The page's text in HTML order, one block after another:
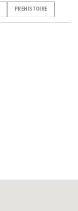
PREHISTOIRE